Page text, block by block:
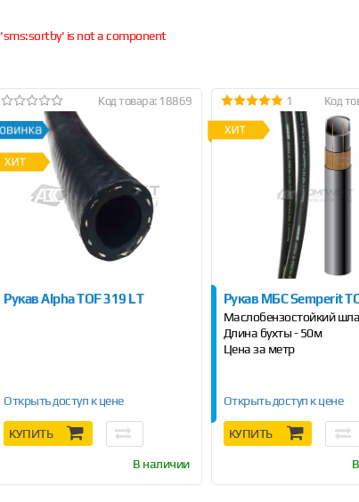
'sms:sortby' is not a component
Код товара: 18869
Рукав Alpha TOF 319 LT
Открыть доступ к цене
КУПИТЬ
В наличии
1 Код
Рукав МБС Semperit
Маслобензостойкий
Длина бухты - 50м
Цена за метр
Открыть доступ к цене
КУПИТЬ